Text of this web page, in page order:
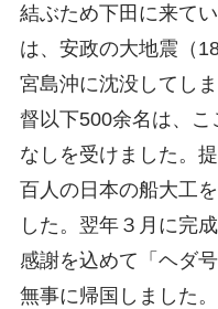
結ぶため下田に来て
は、安政の大地震（
宮島沖に沈没してし
督以下500余名は、
なしを受けました。
百人の日本の船大工
した。翌年３月に完
感謝を込めて「ヘダ
無事に帰国しました